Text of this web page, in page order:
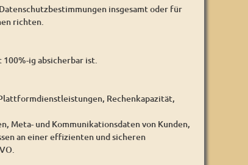
insgesamt oder für
richten.
ig absicherbar ist.
Rechenkapazität,
Meta- und Kommunikationsdaten von Kunden,
an einer effizienten und sicheren